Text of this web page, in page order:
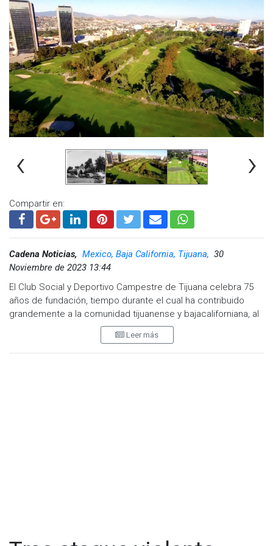
‹ ›
Compartir en:
Cadena Noticias, Mexico, Baja California, Tijuana, 30
Noviembre de 2023 13:44
El Club Social y Deportivo Campestre de Tijuana celebra 75
años de fundación, tiempo durante el cual ha contribuido
grandemente a la comunidad tijuanense y bajacaliforniana, al
fomentar la práctica del deporte en diversas disciplinas y ser
partícipe del desarrollo, social, económico y cívico de
nuestra región.
Leer más